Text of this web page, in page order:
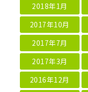
2018年1月
2017年10月
2017年7月
2017年3月
2016年12月